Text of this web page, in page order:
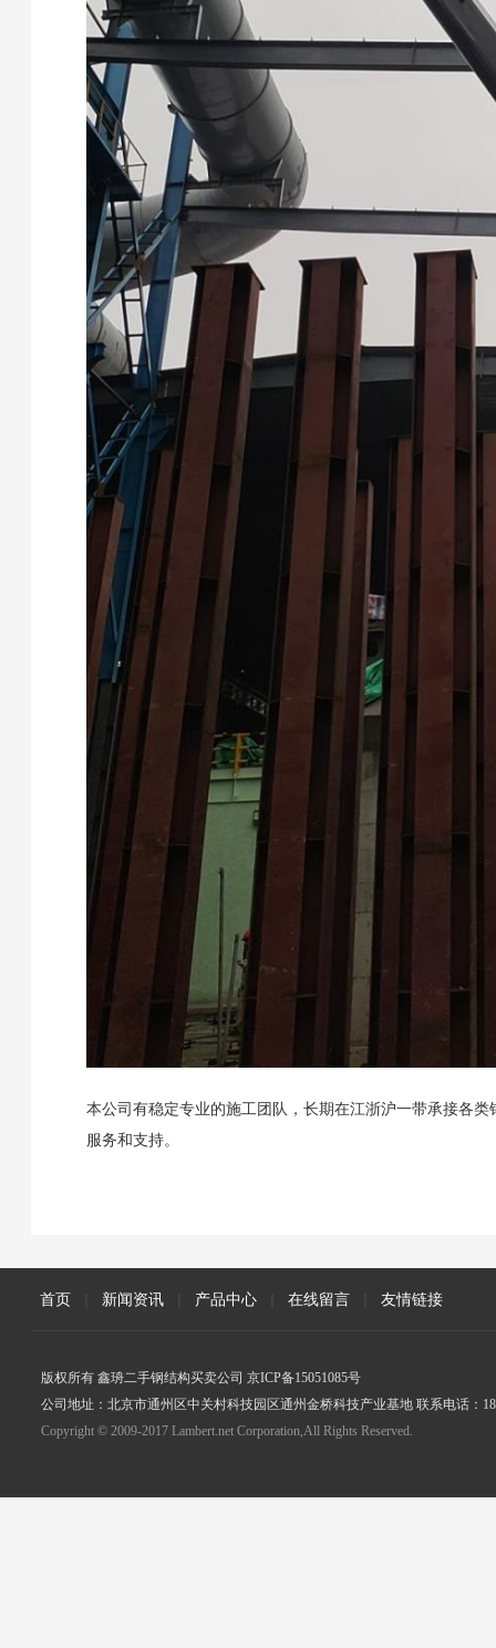
本公司有稳定专业的施工团队，长期在江浙沪一带承接各
服务和支持。
首页 新闻资讯 产品中心 在线留言 友情链接
版权所有 鑫珘二手钢结构买卖公司 京ICP备15051085号
公司地址：北京市通州区中关村科技园区通州金桥科技产业基地 联系电话：
Copyright © 2009-2017 Lambert.net Corporation,All Rights Reserved.